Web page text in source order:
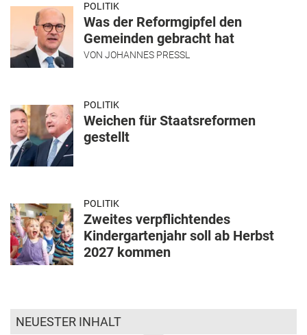
POLITIK
Was der Reformgipfel den
Gemeinden gebracht hat
VON JOHANNES PRESSL
POLITIK
Weichen für Staatsreformen
gestellt
POLITIK
Zweites verpflichtendes
Kindergartenjahr soll ab Herbst
2027 kommen
NEUESTER INHALT